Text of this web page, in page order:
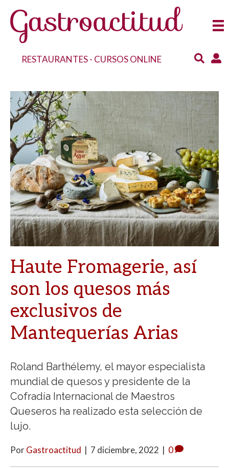
RESTAURANTES- CURSOS ONLINE
Haute Fromagerie, así
son los quesos más
exclusivos de
Mantequerías Arias
Roland Barthélemy, el mayor especialista
mundial de quesos y presidente de la
Cofradía Internacional de Maestros
Queseros ha realizado esta selección de
lujo.
PorGastroactitud | 7 diciembre, 2022 | 0